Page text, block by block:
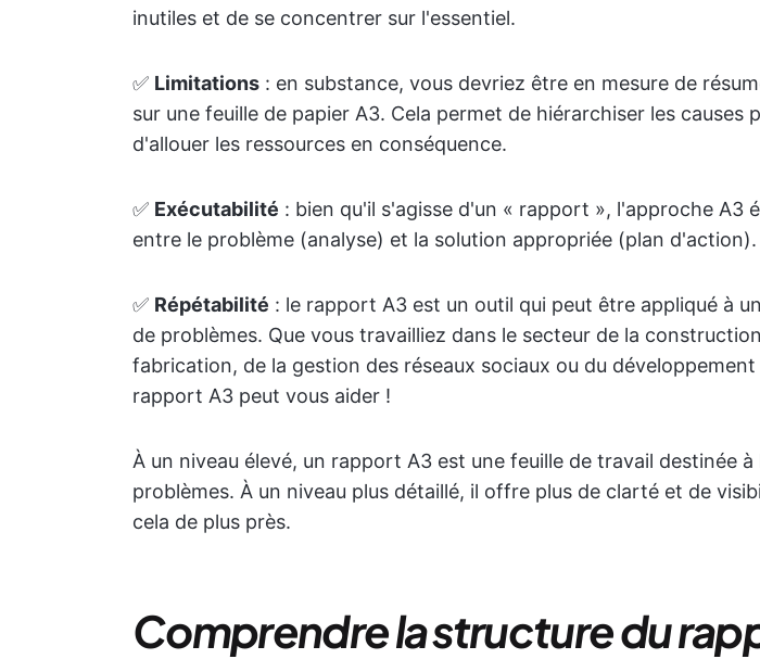
inutiles et de se concentrer sur l'essentiel.
✅ Limitations : en substance, vous devriez être en mesure de
sur une feuille de papier A3. Cela permet de hiérarchiser les causes
d'allouer les ressources en conséquence.
✅ Exécutabilité : bien qu'il s'agisse d'un « rapport », l'approche A3
entre le problème (analyse) et la solution appropriée (plan d'action).
✅ Répétabilité : le rapport A3 est un outil qui peut être appliqué à
de problèmes. Que vous travailliez dans le secteur de la
fabrication, de la gestion des réseaux sociaux ou du développement
rapport A3 peut vous aider !
À un niveau élevé, un rapport A3 est une feuille de travail destinée
problèmes. À un niveau plus détaillé, il offre plus de clarté et de
cela de plus près.
Comprendre la structure du